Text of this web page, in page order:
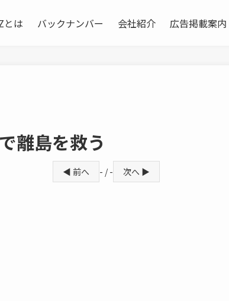
とは バックナンバー 会社紹介 広告掲載案内
離島を救う
◀ 前へ - / - 次へ ▶